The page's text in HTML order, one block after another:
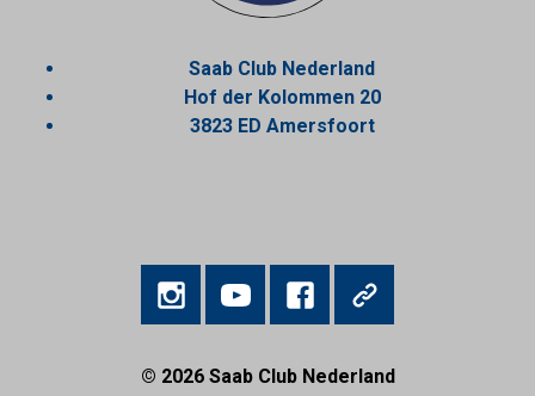
Saab Club Nederland
Hof der Kolommen 20
3823 ED Amersfoort
© 2026Saab Club Nederland